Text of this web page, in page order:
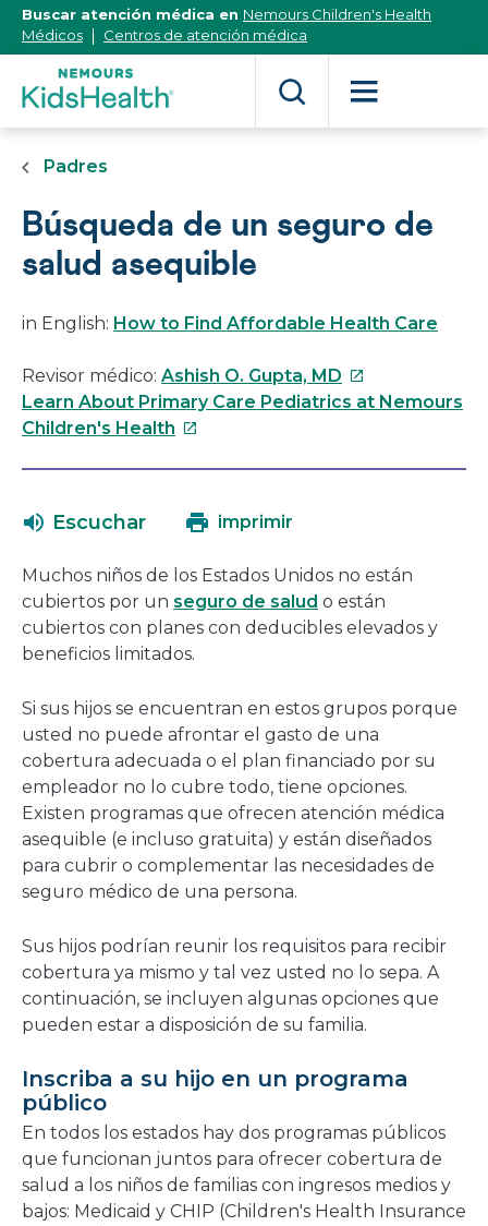
[Skip
Content]
Buscar atención médica en Nemours Children's Health
Médicos
Centros de atención médica
Padres
Búsqueda de un seguro de
salud asequible
in English: How to Find Affordable Health Care
Revisor médico: Ashish O. Gupta, MD Este
enlace
Learn About Primary Care Pediatrics at Nemours
Children's Health Este
en
nueva
ventana
Escuchar imprimir
Muchos niños de los Estados Unidos no están
cubiertos por un seguro de salud o están
cubiertos con planes con deducibles elevados y
beneficios limitados.
Si sus hijos se encuentran en estos grupos porque
usted no puede afrontar el gasto de una
cobertura adecuada o el plan financiado por su
empleador no lo cubre todo, tiene opciones.
Existen programas que ofrecen atención médica
asequible (e incluso gratuita) y están diseñados
para cubrir o complementar las necesidades de
seguro médico de una persona.
Sus hijos podrían reunir los requisitos para recibir
cobertura ya mismo y tal vez usted no lo sepa. A
continuación, se incluyen algunas opciones que
pueden estar a disposición de su familia.
Inscriba a su hijo en un programa
público
En todos los estados hay dos programas públicos
que funcionan juntos para ofrecer cobertura de
salud a los niños de familias con ingresos medios y
bajos: Medicaid y CHIP (Children's Health Insurance